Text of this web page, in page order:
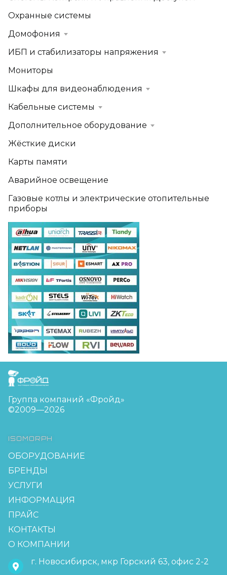
Охранные системы
Домофония
ИБП и стабилизаторы напряжения
Мониторы
Шкафы для видеонаблюдения
Кабельные системы
Дополнительное оборудование
Жёсткие диски
Карты памяти
Аварийное освещение
Газовые котлы и электрические отопительные
приборы
FreudGroup
Группа компаний «Фройд»
©2009—2026
ISOMORPH
ОБОРУДОВАНИЕ
БРЕНДЫ
УСЛУГИ
ИНФОРМАЦИЯ
ПРАЙС
КОНТАКТЫ
О КОМПАНИИ
г. Новосибирск, мкр Горский 63, офис 2-2